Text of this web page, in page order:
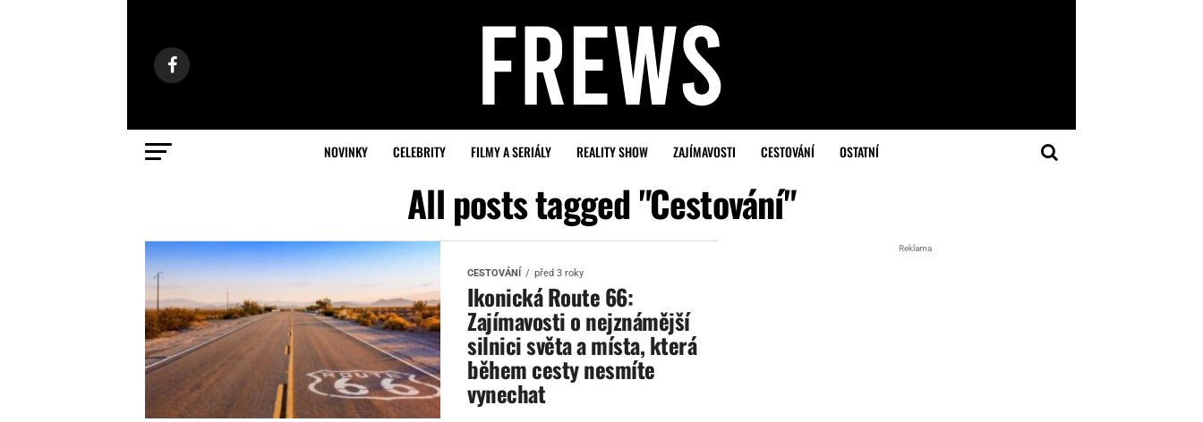
NOVINKY CELEBRITY FILMY A SERIÁLY REALITY SHOW ZAJÍMAVOSTI CESTOVÁNÍ OSTATNÍ
All posts tagged "Cestování"
CESTOVÁNÍ před 3 roky
Ikonická Route 66:
Zajímavosti o nejznámější
silnici světa a místa, která
během cesty nesmíte
vynechat
Reklama